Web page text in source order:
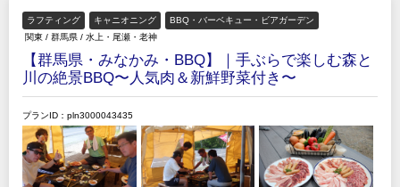
ラフティング キャニオニング
BBQ・バーベキュー・ビアガーデン
関東 / 群馬県 / 水上・尾瀬・老神
【群馬県・みなかみ・BBQ】｜手ぶらで楽しむ森と
川の絶景BBQ〜人気肉＆新鮮野菜付き〜
プランID：pln3000043435